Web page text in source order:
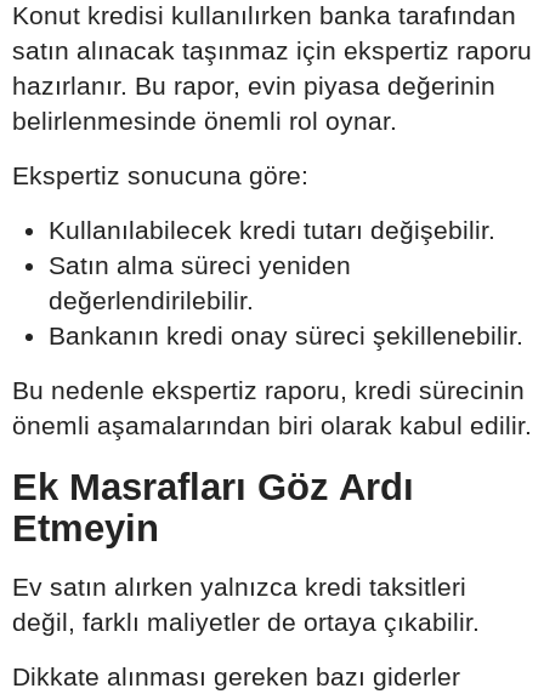
Konut kredisi kullanılırken banka tarafından
satın alınacak taşınmaz için ekspertiz raporu
hazırlanır. Bu rapor, evin piyasa değerinin
belirlenmesinde önemli rol oynar.
Ekspertiz sonucuna göre:
Kullanılabilecek kredi tutarı değişebilir.
Satın alma süreci yeniden
değerlendirilebilir.
Bankanın kredi onay süreci şekillenebilir.
Bu nedenle ekspertiz raporu, kredi sürecinin
önemli aşamalarından biri olarak kabul edilir.
Ek Masrafları Göz Ardı
Etmeyin
Ev satın alırken yalnızca kredi taksitleri
değil, farklı maliyetler de ortaya çıkabilir.
Dikkate alınması gereken bazı giderler